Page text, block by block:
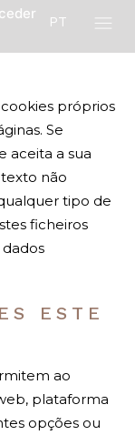
PT
próprios
Se
aceita a sua
não
tipo de
ficheiros
ESTE
ao
plataforma
opções ou